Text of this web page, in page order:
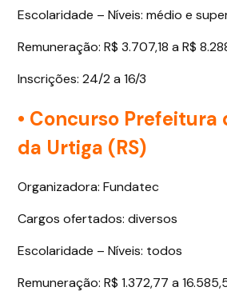
Escolaridade – Níveis: médio e
Remuneração: R$ 3.707,18 a R$
Inscrições: 24/2 a 16/3
• Concurso Prefeitura
da Urtiga (RS)
Organizadora: Fundatec
Cargos ofertados: diversos
Escolaridade – Níveis: todos
Remuneração: R$ 1.372,77 a